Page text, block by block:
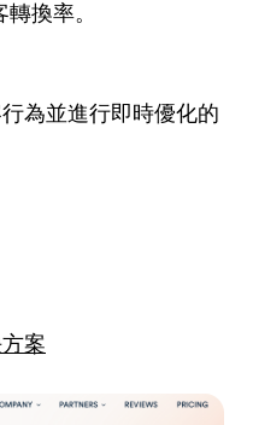
換率。
為並進行即時優化的
案